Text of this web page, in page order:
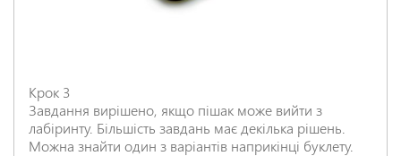
Крок 3
Завдання вирішено, якщо пішак може вийти з
лабіринту. Більшість завдань має декілька рішень.
Можна знайти один з варіантів наприкінці буклету.